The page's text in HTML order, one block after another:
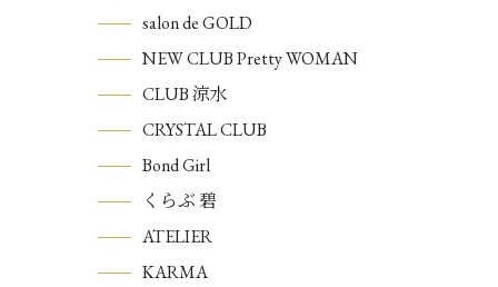
salon de GOLD
NEW CLUB Pretty WOMAN
CLUB 涼水
CRYSTAL CLUB
Bond Girl
くらぶ 碧
ATELIER
KARMA